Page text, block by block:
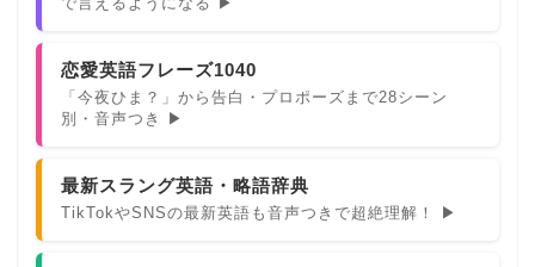
恋愛英語フレーズ1040
「今夜ひま？」から告白・プロポーズまで28シーン
別・音声つき ▶
最新スラング英語・略語辞典
TikTokやSNSの最新英語も音声つきで超絶理解！ ▶